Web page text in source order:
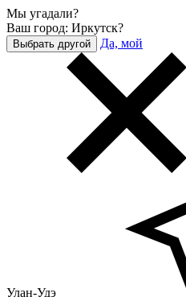
Мы угадали?
Ваш город: Иркутск?
Выбрать другой Да, мой
Улан-Удэ